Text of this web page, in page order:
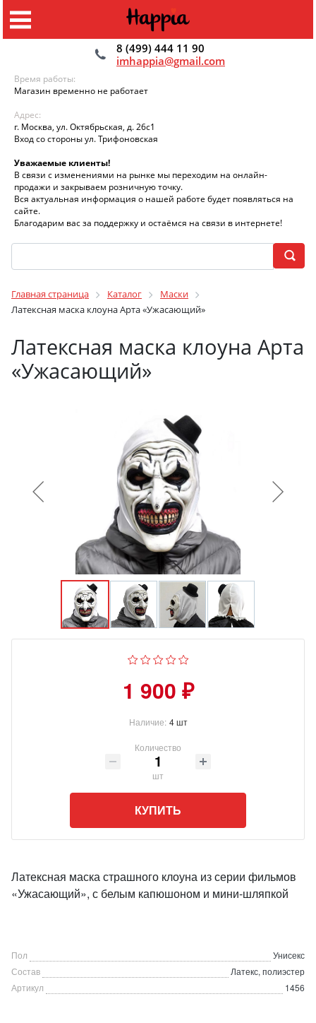
8 (499) 444 11 90
imhappia@gmail.com
Время работы:
Магазин временно не работает
Адрес:
г. Москва, ул. Октябрьская, д. 26с1
Вход со стороны ул. Трифоновская
Уважаемые клиенты!
В связи с изменениями на рынке мы переходим на онлайн-
продажи и закрываем розничную точку.
Вся актуальная информация о нашей работе будет появляться на
сайте.
Благодарим вас за поддержку и остаёмся на связи в интернете!
Главная страница Каталог
Маски
Латексная маска клоуна Арта «Ужасающий»
Латексная маска клоуна Арта
«Ужасающий»
1 900 ₽
Наличие: 4 шт
Количество
шт
КУПИТЬ
Латексная маска страшного клоуна из серии фильмов
«Ужасающий», с белым капюшоном и мини-шляпкой
Пол
Унисекс
Состав
Латекс, полиэстер
Артикул
1456